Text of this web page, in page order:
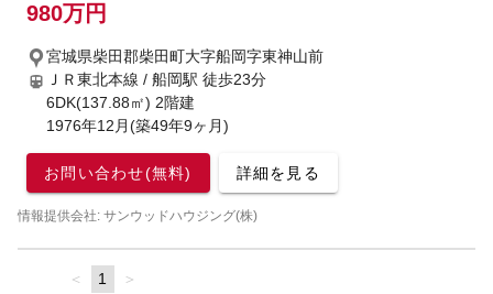
980万円
宮城県柴田郡柴田町大字船岡字東神山前
ＪＲ東北本線 / 船岡駅 徒歩23分
6DK(137.88㎡) 2階建
1976年12月(築49年9ヶ月)
お問い合わせ(無料) 詳細を見る
情報提供会社: サンウッドハウジング(株)
page
You're
1 page